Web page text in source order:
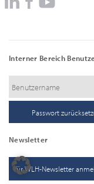
Interner Bereich
Passwort
Newsletter
für WLH-Newsletter